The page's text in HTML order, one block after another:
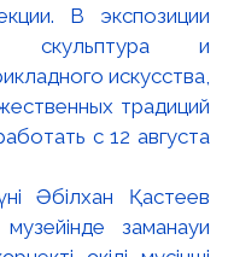
В экспозиции
скульптура и
искусства,
традиций
с 12 августа